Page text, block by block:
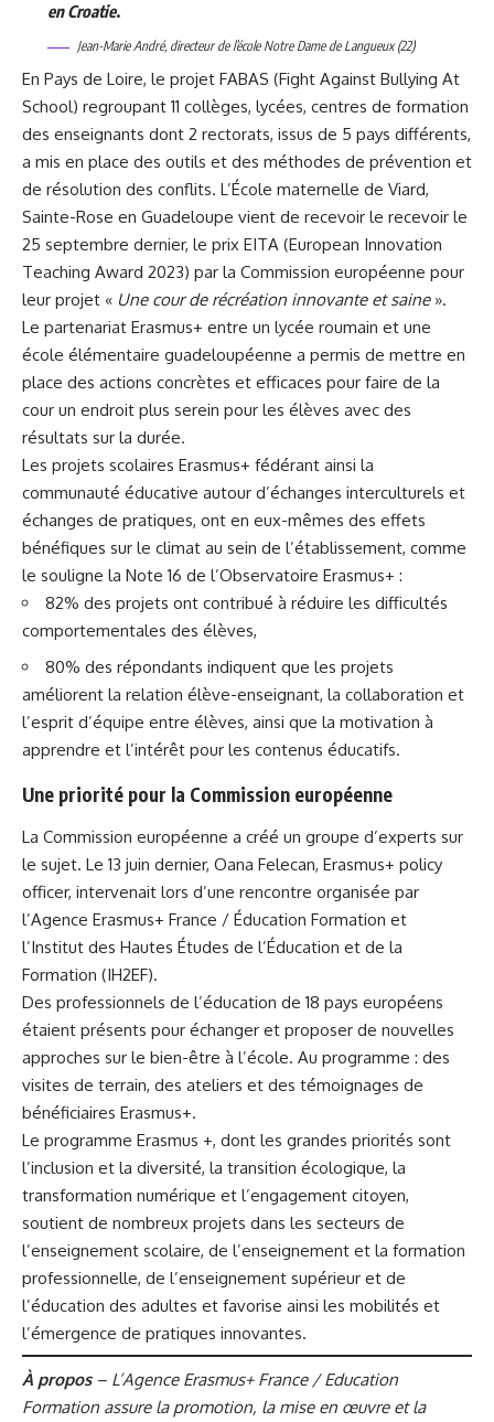
en Croatie.
Jean-Marie André, directeur de l’école Notre Dame de Langueux (22)
En Pays de Loire, le projet FABAS (Fight Against Bullying At
School) regroupant 11 collèges, lycées, centres de formation
des enseignants dont 2 rectorats, issus de 5 pays différents,
a mis en place des outils et des méthodes de prévention et
de résolution des conflits. L’École maternelle de Viard,
Sainte-Rose en Guadeloupe vient de recevoir le recevoir le
25 septembre dernier, le prix EITA (European Innovation
Teaching Award 2023) par la Commission européenne pour
leur projet « Une cour de récréation innovante et saine ».
Le partenariat Erasmus+ entre un lycée roumain et une
école élémentaire guadeloupéenne a permis de mettre en
place des actions concrètes et efficaces pour faire de la
cour un endroit plus serein pour les élèves avec des
résultats sur la durée.
Les projets scolaires Erasmus+ fédérant ainsi la
communauté éducative autour d’échanges interculturels et
échanges de pratiques, ont en eux-mêmes des effets
bénéfiques sur le climat au sein de l’établissement, comme
le souligne la Note 16 de l’Observatoire Erasmus+ :
82% des projets ont contribué à réduire les difficultés
comportementales des élèves,
80% des répondants indiquent que les projets
améliorent la relation élève-enseignant, la collaboration et
l’esprit d’équipe entre élèves, ainsi que la motivation à
apprendre et l’intérêt pour les contenus éducatifs.
Une priorité pour la Commission européenne
La Commission européenne a créé un groupe d’experts sur
le sujet. Le 13 juin dernier, Oana Felecan, Erasmus+ policy
officer, intervenait lors d’une rencontre organisée par
l’Agence Erasmus+ France / Éducation Formation et
l’Institut des Hautes Études de l’Éducation et de la
Formation (IH2EF).
Des professionnels de l’éducation de 18 pays européens
étaient présents pour échanger et proposer de nouvelles
approches sur le bien-être à l’école. Au programme : des
visites de terrain, des ateliers et des témoignages de
bénéficiaires Erasmus+.
Le programme Erasmus +, dont les grandes priorités sont
l’inclusion et la diversité, la transition écologique, la
transformation numérique et l’engagement citoyen,
soutient de nombreux projets dans les secteurs de
l’enseignement scolaire, de l’enseignement et la formation
professionnelle, de l’enseignement supérieur et de
l’éducation des adultes et favorise ainsi les mobilités et
l’émergence de pratiques innovantes.
À propos – L’Agence Erasmus+ France / Education
Formation assure la promotion, la mise en œuvre et la